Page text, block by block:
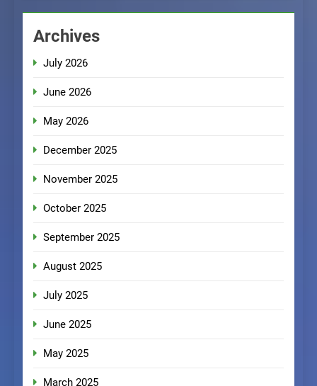
Archives
July 2026
June 2026
May 2026
December 2025
November 2025
October 2025
September 2025
August 2025
July 2025
June 2025
May 2025
March 2025